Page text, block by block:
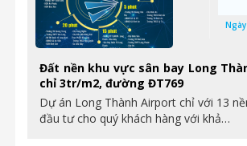
Đất nền khu vực sân bay Long
chỉ 3tr/m2, đường ĐT769
Dự án Long Thành Airport chỉ với 13
đầu tư cho quý khách hàng với khả…